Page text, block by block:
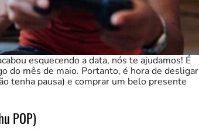
esquecendo a data, nós te ajudamos! É
do mês de maio. Portanto, é hora de desligar
tenha pausa) e comprar um belo presente
POP)